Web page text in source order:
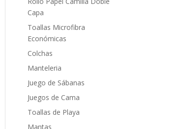
Capa
Toallas Microfibra
Económicas
Colchas
Manteleria
Juego de Sábanas
Juegos de Cama
Toallas de Playa
Mantas